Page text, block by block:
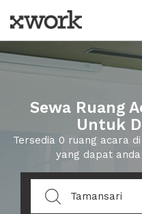
Sewa Ruang
Untuk
Tersedia 0 ruang acara
yang dapat